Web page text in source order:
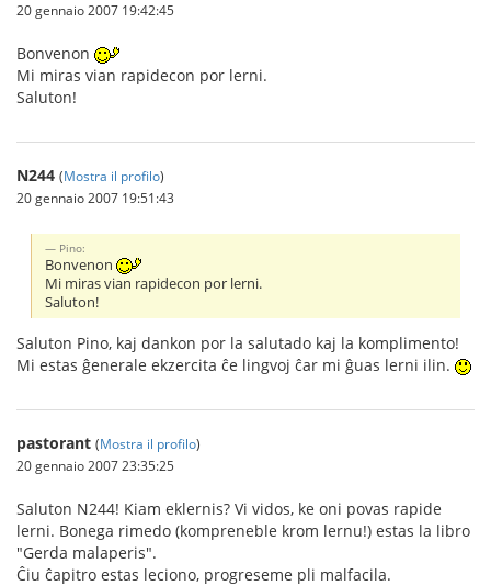
20 gennaio 2007 19:42:45
Bonvenon
Mi miras vian rapidecon por lerni.
Saluton!
N244 (Mostra il profilo)
20 gennaio 2007 19:51:43
Pino:
Bonvenon
Mi miras vian rapidecon por lerni.
Saluton!
Saluton Pino, kaj dankon por la salutado kaj la komplimento!
Mi estas ĝenerale ekzercita ĉe lingvoj ĉar mi ĝuas lerni ilin.
pastorant (Mostra il profilo)
20 gennaio 2007 23:35:25
Saluton N244! Kiam eklernis? Vi vidos, ke oni povas rapide
lerni. Bonega rimedo (kompreneble krom lernu!) estas la libro
"Gerda malaperis".
Ĉiu ĉapitro estas leciono, progreseme pli malfacila.